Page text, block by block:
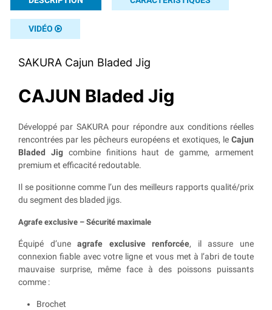
VIDÉO
SAKURA Cajun Bladed Jig
CAJUN Bladed Jig
Développé par SAKURA pour répondre aux conditions réelles
rencontrées par les pêcheurs européens et exotiques, le Cajun
Bladed Jigcombine finitions haut de gamme, armement
premium et efficacité redoutable.
Il se positionne comme l’un des meilleurs rapports qualité/prix
du segment des bladed jigs.
Agrafe exclusive – Sécurité maximale
Équipé d’uneagrafe exclusive renforcée, il assure une
connexion fiable avec votre ligne et vous met à l’abri de toute
mauvaise surprise, même face à des poissons puissants
comme :
Brochet